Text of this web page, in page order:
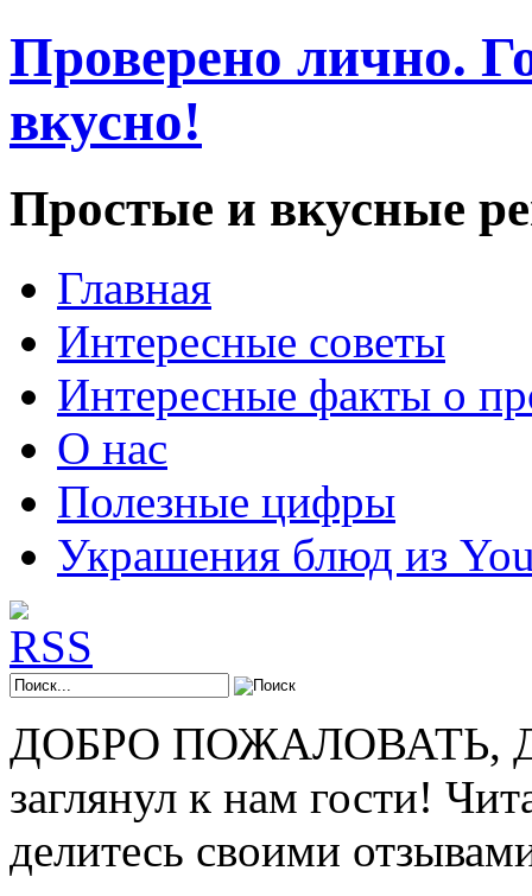
Проверено лично.
вкусно!
Простые и вкусные
Главная
Интересные советы
Интересные факты о
О нас
Полезные цифры
Украшения блюд из
ДОБРО ПОЖАЛОВАТЬ,
заглянул к нам гости!
делитесь своими